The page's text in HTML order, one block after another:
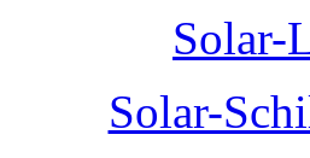
Solar-
Solar-